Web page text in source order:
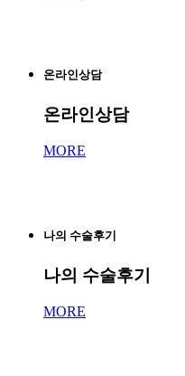
온라인상담
온라인상담
MORE
나의 수술후기
나의 수술후기
MORE